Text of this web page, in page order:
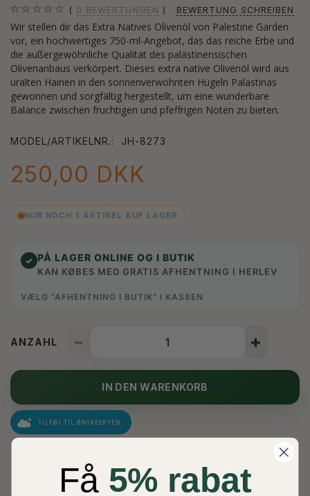
0 BEWERTUNGEN BEWERTUNG SCHREIBEN
Wir stellen dir das Extra Natives Olivenöl von Palestine Garden
vor, ein hochwertiges 750-ml-Angebot, das das reiche Erbe und
die außergewöhnliche Qualität des palästinensischen
Olivenanbaus verkörpert. Dieses extra native Olivenöl wird aus
uralten Hainen in den sonnenverwöhnten Hügeln Palästinas
gewonnen und sorgfältig hergestellt, um eine wunderbare
Balance zwischen fruchtigen und pfeffrigen Noten zu bieten.
MODEL/ARTIKELNR.: JH-8273
250,00 DKK
NUR NOCH 1 ARTIKEL AUF LAGER
✓ PÅ LAGER ONLINE OG I BUTIK
KAN KØBES MED GRATIS AFHENTNING I HERLEV
VÆLG “AFHENTNING I BUTIK” I KASSEN
ANZAHL
IN DEN WARENKORB
TILFØJ TIL ØNSKESKYEN
Få 5% rabat